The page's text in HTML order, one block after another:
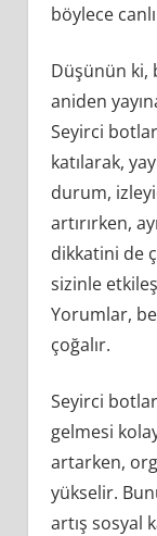
böylece
Düşünün ki,
aniden
Seyirci
katılarak,
durum,
artırırken,
dikkatini de
sizinle
Yorumlar,
çoğalır.
Seyirci
gelmesi
artarken,
yükselir.
artış sosyal